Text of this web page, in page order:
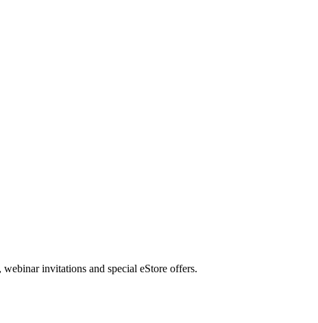
invitations and special eStore offers.